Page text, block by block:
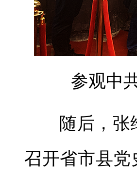
参观中
随后，
召开省市县党